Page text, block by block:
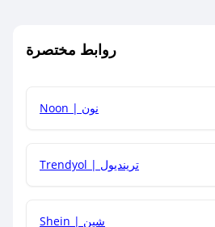
كم مدة صلاحية كود الخصم؟
روابط مختصرة
Noon | نون
Trendyol | ترينديول
Shein | شين